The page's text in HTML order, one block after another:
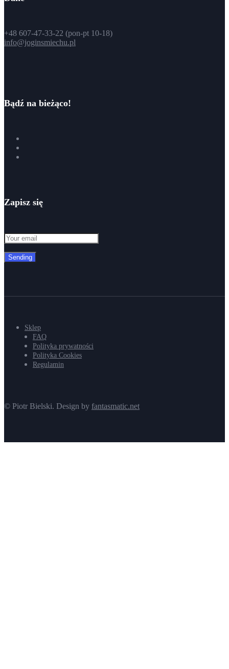
+48 607-47-33-22 (pon-pt 10-18)
info@joginsmiechu.pl
Bądź na bieżąco!
Zapisz się
Sending
Sklep
FAQ
Polityka prywatności
Polityka Cookies
Regulamin
© Piotr Bielski. Design by fantasmatic.net